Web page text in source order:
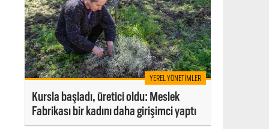
YEREL YÖNETIMLER
Kursla başladı, üretici oldu: Meslek
Fabrikası bir kadını daha girişimci yaptı